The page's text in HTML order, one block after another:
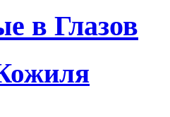
в Глазов